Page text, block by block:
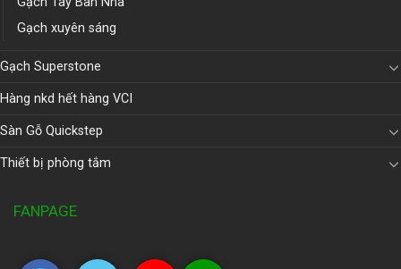
Gạch xuyên sáng
Gạch Superstone
Hàng nkd hết hàng VCI
Sàn Gỗ Quickstep
Thiết bị phòng tắm
FANPAGE